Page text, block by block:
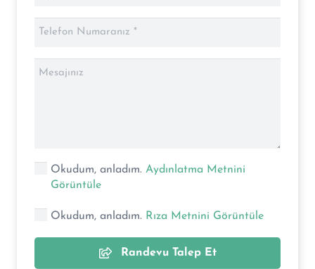
Okudum, anladım. Aydınlatma Metnini
Görüntüle
Okudum, anladım. Rıza Metnini Görüntüle
Randevu Talep Et